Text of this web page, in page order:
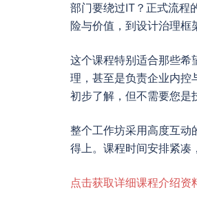
部门要绕过IT？正式流程
险与价值，到设计治理框
这个课程特别适合那些希
理，甚至是负责企业内控
初步了解，但不需要您是
整个工作坊采用高度互动
得上。课程时间安排紧凑
点击获取详细课程介绍资